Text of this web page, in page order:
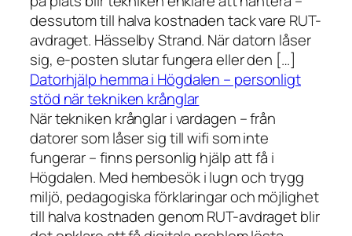
dessutom till halva kostnaden tack vare RUT-
avdraget. Hässelby Strand. När datorn låser
sig, e-posten slutar fungera eller den […]
Datorhjälp hemma i Högdalen – personligt
stöd när tekniken krånglar
När tekniken krånglar i vardagen – från
datorer som låser sig till wifi som inte
fungerar – finns personlig hjälp att få i
Högdalen. Med hembesök i lugn och trygg
miljö, pedagogiska förklaringar och möjlighet
till halva kostnaden genom RUT-avdraget blir